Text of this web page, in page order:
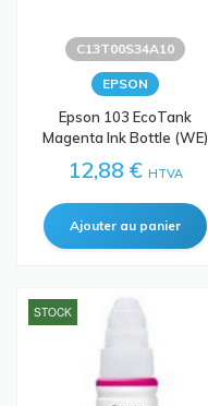
C13T00S34A10
EPSON
Epson 103 EcoTank
Magenta Ink Bottle (WE)
12,88 € HTVA
STOCK